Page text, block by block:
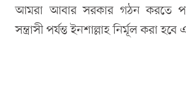
আমরা আবার সরকার গঠন করতে
সন্ত্রাসী পর্যন্ত ইনশাল্লাহ নির্মূল করা